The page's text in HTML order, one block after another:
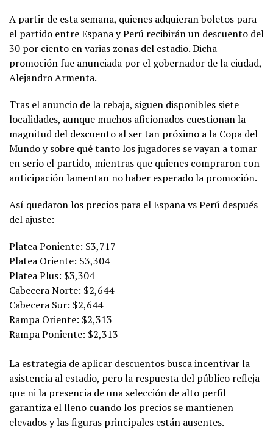
A partir de esta semana, quienes adquieran boletos para
el partido entre España y Perú recibirán un descuento del
30 por ciento en varias zonas del estadio. Dicha
promoción fue anunciada por el gobernador de la ciudad,
Alejandro Armenta.
Tras el anuncio de la rebaja, siguen disponibles siete
localidades, aunque muchos aficionados cuestionan la
magnitud del descuento al ser tan próximo a la Copa del
Mundo y sobre qué tanto los jugadores se vayan a tomar
en serio el partido, mientras que quienes compraron con
anticipación lamentan no haber esperado la promoción.
Así quedaron los precios para el España vs Perú después
del ajuste:
Platea Poniente: $3,717
Platea Oriente: $3,304
Platea Plus: $3,304
Cabecera Norte: $2,644
Cabecera Sur: $2,644
Rampa Oriente: $2,313
Rampa Poniente: $2,313
La estrategia de aplicar descuentos busca incentivar la
asistencia al estadio, pero la respuesta del público refleja
que ni la presencia de una selección de alto perfil
garantiza el lleno cuando los precios se mantienen
elevados y las figuras principales están ausentes.